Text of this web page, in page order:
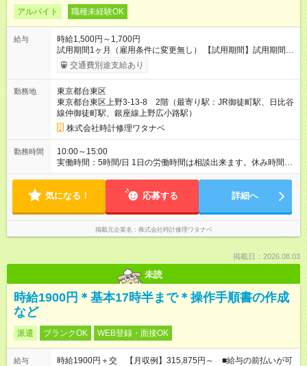
アルバイト 職種未経験OK
給与
時給1,500円～1,700円
試用期間1ヶ月（雇用条件に変更無し） 【試用期間】試用期間あ
り 試用期間の長さ：1ヶ月 雇用形態、給与は本採用時と同じで
す。
交通費別途支給あり
勤務地
東京都台東区
東京都台東区上野3-13-8 2階（最寄り駅：JR御徒町駅、日比谷
線仲御徒町駅、銀座線上野広小路駅）
株式会社時計修理ワタナベ
勤務時間
10:00～15:00
実働時間：5時間/日 1日の労働時間は相談出来ます。休み時間は
労働時間に準じます。 正社員雇用も相談にのります。
気になる！ 応募する 詳細へ
掲載元企業名 株式会社時計修理ワタナベ
掲載日：2026.08.03
未読
時給1900円＊基本17時半まで＊操作手順書の作成
など
派遣 ブランクOK WEB登録・面接OK
給与
時給1900円＋交 【月収例】315,875円～ ■給与の前払いが可